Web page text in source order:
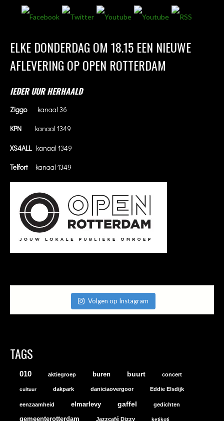
ELKE DONDERDAG OM 18.15 EEN NIEUWE
AFLEVERING OP OPEN ROTTERDAM
IEDER UUR HERHAALD
Ziggokanaal 36
KPN kanaal 1349
XS4ALLkanaal 1349
Telfort kanaal 1349
Volgen op Instagram
TAGS
010 aktiegroep buren buurt concert
cultuur dakpark daniciaovergoor Eddie Elsdijk
eenzaamheid elmarlevy gaffel gedichten
gemeenterotterdam Jazzcafé Dizzy ketikoti